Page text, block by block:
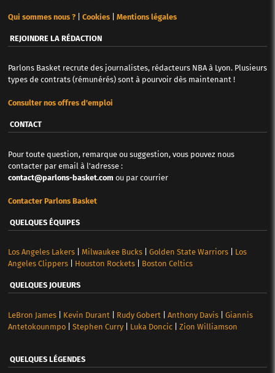
Qui sommes nous ?| Cookies| Mentions légales
REJOINDRE LA RÉDACTION
Parlons Basket recrute des journalistes, rédacteurs NBA à Lyon. Plusieurs
types de contrats (rémunérés) sont à pourvoir dès maintenant !
Consulter nos offres d'emploi
CONTACT
Pour toute question, remarque ou suggestion, vous pouvez nous
contacter par email à l'adresse :
contact@parlons-basket.com ou par courrier
Contacter Parlons Basket
QUELQUES ÉQUIPES
Los Angeles Lakers| Milwaukee Bucks| Golden State Warriors| Los
Angeles Clippers| Houston Rockets| Boston Celtics
QUELQUES JOUEURS
LeBron James| Kevin Durant Rudy Gobert Anthony Davis| Giannis
Antetokounmpo| Stephen Curry| Luka Doncic| Zion Williamson
QUELQUES LÉGENDES